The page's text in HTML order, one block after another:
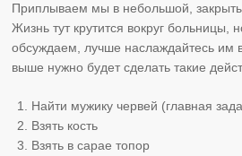
Приплываем мы в небольшой,
Жизнь тут крутится вокруг больницы,
обсуждаем, лучше наслаждайтесь им
выше нужно будет сделать такие
Найти мужику червей (главная
Взять кость
Взять в сарае топор